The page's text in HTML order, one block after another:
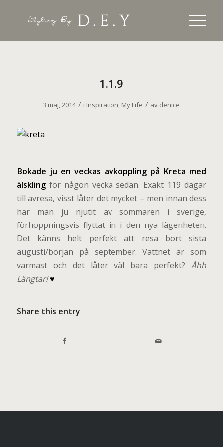
1.1.9
3 maj, 2014 / i Inspiration, My Life / av denice
Bokade ju en veckas avkoppling på Kreta med
älsklingför någon vecka sedan. Exakt 119 dagar
till avresa, visst låter det mycket – men innan dess
har man ju njutit av sommaren i sverige,
förhoppningsvis flyttat in i den nya lägenheten.
Det känns helt perfekt att resa bort sista
augusti/början på september. Vattnet är som
varmast och det låter väl bara perfekt?Åhh
Längtar!♥
Share this entry